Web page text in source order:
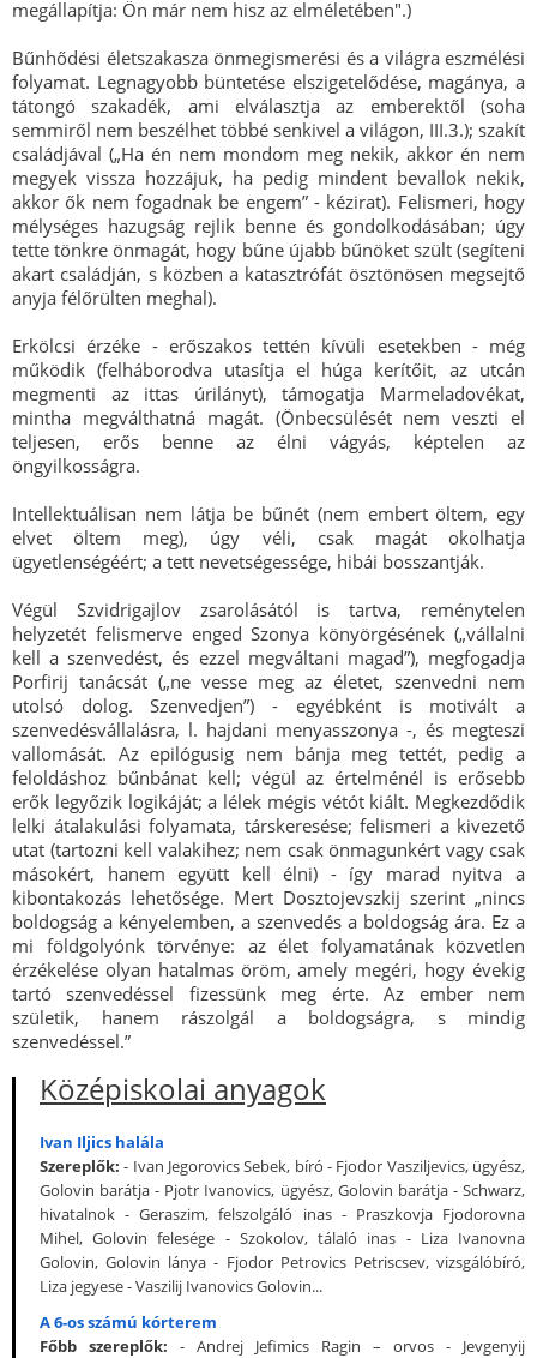
megállapítja: Ön már nem hisz az elméletében".)
Bűnhődési életszakasza önmegismerési és a világra eszmélési
folyamat. Legnagyobb büntetése elszigetelődése, magánya, a
tátongó szakadék, ami elválasztja az emberektől (soha
semmiről nem beszélhet többé senkivel a világon, III.3.); szakít
családjával („Ha én nem mondom meg nekik, akkor én nem
megyek vissza hozzájuk, ha pedig mindent bevallok nekik,
akkor ők nem fogadnak be engem” - kézirat). Felismeri, hogy
mélységes hazugság rejlik benne és gondolkodásában; úgy
tette tönkre önmagát, hogy bűne újabb bűnöket szült (segíteni
akart családján, s közben a katasztrófát ösztönösen megsejtő
anyja félőrülten meghal).
Erkölcsi érzéke - erőszakos tettén kívüli esetekben - még
működik (felháborodva utasítja el húga kerítőit, az utcán
megmenti az ittas úrilányt), támogatja Marmeladovékat,
mintha megválthatná magát. (Önbecsülését nem veszti el
teljesen, erős benne az élni vágyás, képtelen az
öngyilkosságra.
Intellektuálisan nem látja be bűnét (nem embert öltem, egy
elvet öltem meg), úgy véli, csak magát okolhatja
ügyetlenségéért; a tett nevetségessége, hibái bosszantják.
Végül Szvidrigajlov zsarolásától is tartva, reménytelen
helyzetét felismerve enged Szonya könyörgésének („vállalni
kell a szenvedést, és ezzel megváltani magad”), megfogadja
Porfirij tanácsát („ne vesse meg az életet, szenvedni nem
utolsó dolog. Szenvedjen”) - egyébként is motivált a
szenvedésvállalásra, l. hajdani menyasszonya -, és megteszi
vallomását. Az epilógusig nem bánja meg tettét, pedig a
feloldáshoz bűnbánat kell; végül az értelménél is erősebb
erők legyőzik logikáját; a lélek mégis vétót kiált. Megkezdődik
lelki átalakulási folyamata, társkeresése; felismeri a kivezető
utat (tartozni kell valakihez; nem csak önmagunkért vagy csak
másokért, hanem együtt kell élni) - így marad nyitva a
kibontakozás lehetősége. Mert Dosztojevszkij szerint „nincs
boldogság a kényelemben, a szenvedés a boldogság ára. Ez a
mi földgolyónk törvénye: az élet folyamatának közvetlen
érzékelése olyan hatalmas öröm, amely megéri, hogy évekig
tartó szenvedéssel fizessünk meg érte. Az ember nem
születik, hanem rászolgál a boldogságra, s mindig
szenvedéssel.”
Középiskolai anyagok
Ivan Iljics halála
Szereplők: - Ivan Jegorovics Sebek, bíró - Fjodor Vasziljevics, ügyész,
Golovin barátja - Pjotr Ivanovics, ügyész, Golovin barátja - Schwarz,
hivatalnok - Geraszim, felszolgáló inas - Praszkovja Fjodorovna
Mihel, Golovin felesége - Szokolov, tálaló inas - Liza Ivanovna
Golovin, Golovin lánya - Fjodor Petrovics Petriscsev, vizsgálóbíró,
Liza jegyese - Vaszilij Ivanovics Golovin...
A 6-os számú kórterem
Főbb szereplők: - Andrej Jefimics Ragin – orvos - Jevgenyij